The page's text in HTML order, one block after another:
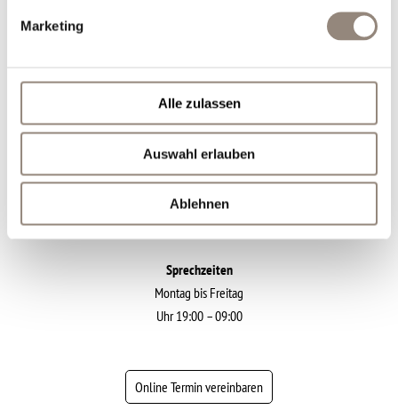
Marketing
Alle zulassen
Auswahl erlauben
Ablehnen
IMPRESSUM
KONTAKT
Kontakt
mail@noruzi-law.eu
+49 89 244185620
Sprechzeiten
Montag bis Freitag
09:00 – 19:00 Uhr
Online Termin vereinbaren